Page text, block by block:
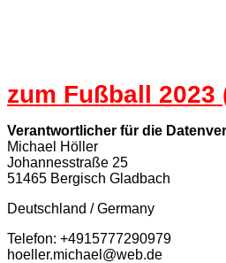
zum Fußball 2023
Verantwortlicher für die
Michael Höller
Johannesstraße 25
51465 Bergisch Gladbach
Deutschland / Germany
Telefon: +4915777290979
hoeller.michael@web.de